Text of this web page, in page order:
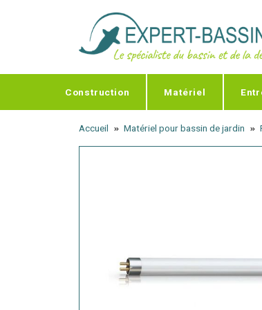
Construction Matériel
Accueil Matériel pour bassin de jardin